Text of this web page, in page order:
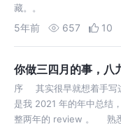
藏。。
5年前 657 10
你做三四月的事，八
序 其实很早就想着手写
是我 2021 年的年中总结
整两年的 review 。 熟悉